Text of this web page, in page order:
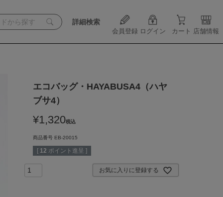
詳細検索
会員登録 ログイン カート 店舗情報
エコバッグ・HAYABUSA4（ハヤ
ブサ4）
¥1,320税込
商品番号 EB-20015
[ 12 ポイント進呈 ]
お気に入りに登録する